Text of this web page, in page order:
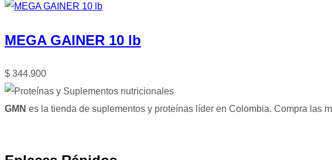
MEGA GAINER 10 lb
$ 344.900
GMN es la tienda de suplementos y proteínas líder en Colombia. Compra las